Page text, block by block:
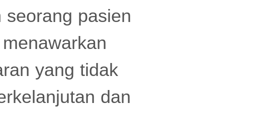
pasien
yang tidak
dan